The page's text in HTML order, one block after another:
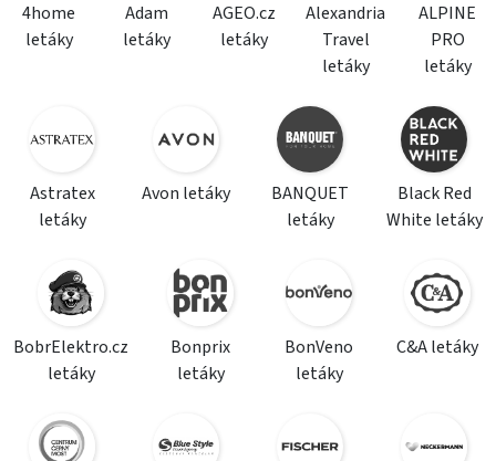
4home
letáky
Adam
letáky
AGEO.cz
letáky
Alexandria
Travel
letáky
ALPINE
PRO
letáky
Astratex
letáky
Avon letáky
BANQUET
letáky
Black Red
White letáky
BobrElektro.cz
letáky
Bonprix
letáky
BonVeno
letáky
C&A letáky